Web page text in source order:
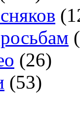
(26)
(53)